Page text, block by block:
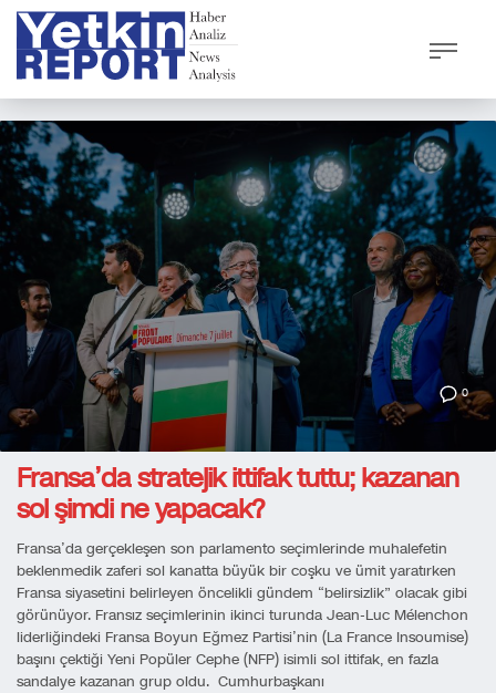
0
Fransa’da stratejik ittifak tuttu; kazanan
sol şimdi ne yapacak?
Fransa’da gerçekleşen son parlamento seçimlerinde muhalefetin
beklenmedik zaferi sol kanatta büyük bir coşku ve ümit yaratırken
Fransa siyasetini belirleyen öncelikli gündem “belirsizlik” olacak gibi
görünüyor. Fransız seçimlerinin ikinci turunda Jean-Luc Mélenchon
liderliğindeki Fransa Boyun Eğmez Partisi’nin (La France Insoumise)
başını çektiği Yeni Popüler Cephe (NFP) isimli sol ittifak, en fazla
sandalye kazanan grup oldu. Cumhurbaşkanı